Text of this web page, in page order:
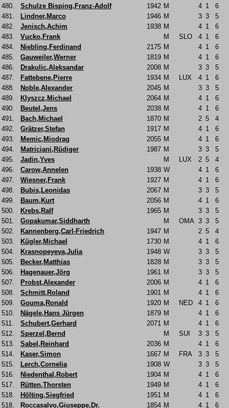
480.
Schulze Bisping,Franz-Adolf 1942 M 4 1
6
481.
Lindner,Marco 1946 M 3 3
5
482.
Jenisch,Achim 1938 M 4 1
6
483.
Vucko,Frank M SLO 4 1
6
484.
Niebling,Ferdinand 2175 M 4 1
6
485.
Gauweiler,Werner 1819 M 4 1
6
486.
Drakulic,Aleksandar 2008 M 3 3
5
487.
Fattebene,Pierre 1934 M LUX 4 1
6
488.
Noble,Alexander 2045 M 3 3
5
489.
Klyszcz,Michael 2064 M 4 1
6
490.
Beutel,Jens 2038 M 4 1
6
491.
Bach,Michael 1870 M 2 5
4
492.
Grätzer,Stefan 1917 M 4 1
6
493.
Memic,Miodrag 2055 M 4 1
6
494.
Matriciani,Rüdiger 1987 M 3 3
5
495.
Jadin,Yves M LUX 2 5
4
496.
Carow,Annelen 1938 W 4 1
6
497.
Wiesner,Frank 1927 M 4 1
6
498.
Bubis,Leonidas 2067 M 3 3
5
499.
Baum,Kurt 2056 M 4 1
6
500.
Krebs,Ralf 1965 M 3 3
5
501.
Gopakumar,Siddharth M OMA 3 3
5
502.
Kannenberg,Carl-Friedrich 1947 M 2 5
4
503.
Kügler,Michael 1730 M 4 1
6
504.
Krasnopeyeva,Julia 1948 W 3 3
5
505.
Becker,Matthias 1828 M 3 3
5
506.
Hagenauer,Jörg 1961 M 3 3
5
507.
Probst,Alexander 2006 M 4 1
6
508.
Schmitt,Roland 1901 M 4 1
6
509.
Gouma,Ronald 1920 M NED 4 1
6
510.
Nägele,Hans Jürgen 1879 M 4 1
6
511.
Schubert,Gerhard 2071 M 4 1
6
512.
Sperzel,Bernd M SUI 3 3
5
513.
Sabel,Reinhard 2036 M 4 1
6
514.
Kaser,Simon 1667 M FRA 3 3
5
515.
Lerch,Cornelia 1908 W 3 3
5
516.
Niedenthal,Robert 1904 M 4 1
6
517.
Rütten,Thorsten 1949 M 4 1
6
518.
Hölting,Siegfried 1951 M 4 1
6
518.
Roccasalvo,Giuseppe,Dr. 1854 M 4 1 6